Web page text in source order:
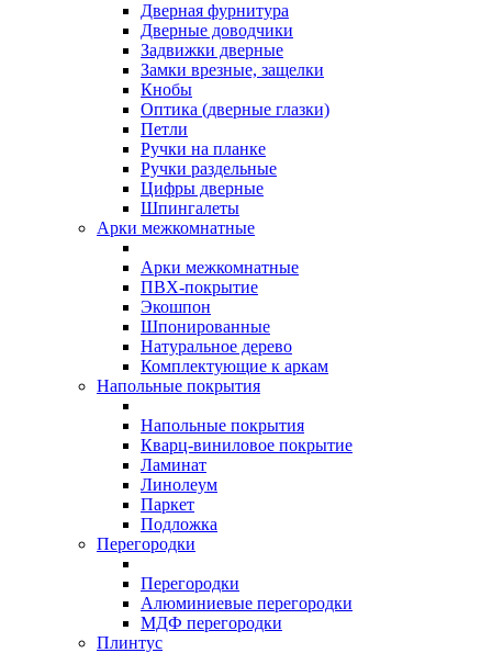
Дверная фурнитура
Дверные доводчики
Задвижки дверные
Замки врезные, защелки
Кнобы
Оптика (дверные глазки)
Петли
Ручки на планке
Ручки раздельные
Цифры дверные
Шпингалеты
Арки межкомнатные
Арки межкомнатные
ПВХ-покрытие
Экошпон
Шпонированные
Натуральное дерево
Комплектующие к аркам
Напольные покрытия
Напольные покрытия
Кварц-виниловое покрытие
Ламинат
Линолеум
Паркет
Подложка
Перегородки
Перегородки
Алюминиевые перегородки
МДФ перегородки
Плинтус